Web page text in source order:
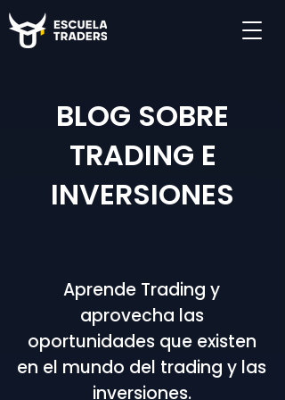
BLOG SOBRE
TRADING E
INVERSIONES
Aprende Trading y
aprovecha las
oportunidades que existen
en el mundo del trading y las
inversiones.